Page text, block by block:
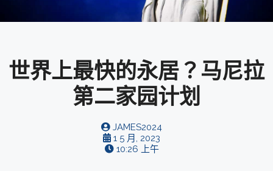
世界上最快的永居？马尼拉
第二家园计划
JAMES2024
1 5 月, 2023
10:26 上午